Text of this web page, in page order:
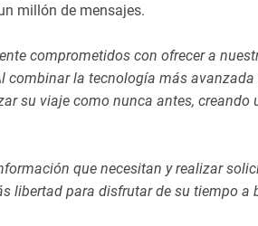
millón de mensajes.
comprometidos con ofrecer a
combinar la tecnología más avanzada
su viaje como nunca antes, creando
que necesitan y realizar
libertad para disfrutar de su tiempo a